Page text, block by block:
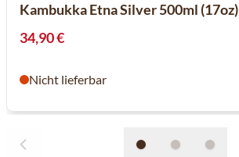
Kambukka Etna Silver 500ml (17oz)
34,90 €
Nicht lieferbar